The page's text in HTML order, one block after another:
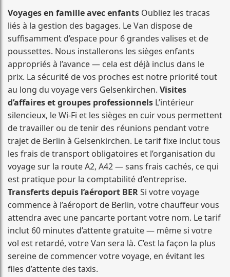
Voyages en famille avec enfants Oubliez les tracas
liés à la gestion des bagages. Le Van dispose de
suffisamment d’espace pour 6 grandes valises et de
poussettes. Nous installerons les sièges enfants
appropriés à l’avance — cela est déjà inclus dans le
prix. La sécurité de vos proches est notre priorité tout
au long du voyage vers Gelsenkirchen. Visites
d’affaires et groupes professionnels L’intérieur
silencieux, le Wi-Fi et les sièges en cuir vous permettent
de travailler ou de tenir des réunions pendant votre
trajet de Berlin à Gelsenkirchen. Le tarif fixe inclut tous
les frais de transport obligatoires et l’organisation du
voyage sur la route A2, A42 — sans frais cachés, ce qui
est pratique pour la comptabilité d’entreprise.
Transferts depuis l’aéroport BERSi votre voyage
commence à l’aéroport de Berlin, votre chauffeur vous
attendra avec une pancarte portant votre nom. Le tarif
inclut 60 minutes d’attente gratuite — même si votre
vol est retardé, votre Van sera là. C’est la façon la plus
sereine de commencer votre voyage, en évitant les
files d’attente des taxis.